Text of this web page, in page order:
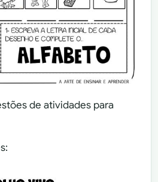
de atividades para